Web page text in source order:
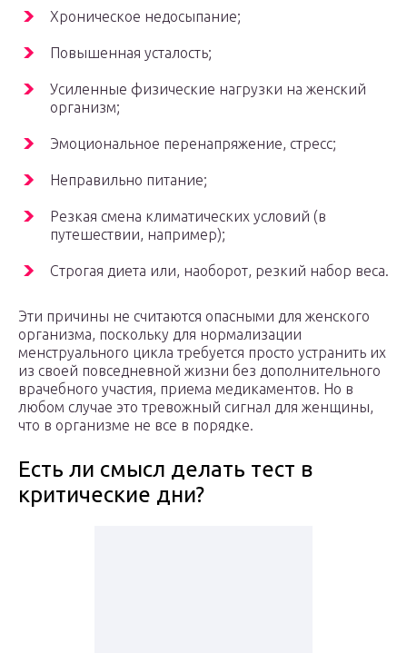
Хроническое недосыпание;
Повышенная усталость;
Усиленные физические нагрузки на женский
организм;
Эмоциональное перенапряжение, стресс;
Неправильно питание;
Резкая смена климатических условий (в
путешествии, например);
Строгая диета или, наоборот, резкий набор веса.
Эти причины не считаются опасными для женского
организма, поскольку для нормализации
менструального цикла требуется просто устранить их
из своей повседневной жизни без дополнительного
врачебного участия, приема медикаментов. Но в
любом случае это тревожный сигнал для женщины,
что в организме не все в порядке.
Есть ли смысл делать тест в
критические дни?